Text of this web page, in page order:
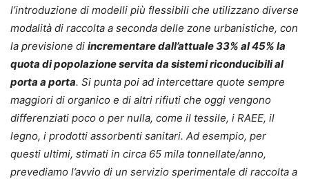
l’introduzione di modelli più flessibili che utilizzano diverse
modalità di raccolta a seconda delle zone urbanistiche, con
la previsione di incrementare dall’attuale 33% al 45% la
quota di popolazione servita da sistemi riconducibili al
porta a porta. Si punta poi ad intercettare quote sempre
maggiori di organico e di altri rifiuti che oggi vengono
differenziati poco o per nulla, come il tessile, i RAEE, il
legno, i prodotti assorbenti sanitari. Ad esempio, per
questi ultimi, stimati in circa 65 mila tonnellate/anno,
prevediamo l’avvio di un servizio sperimentale di raccolta a